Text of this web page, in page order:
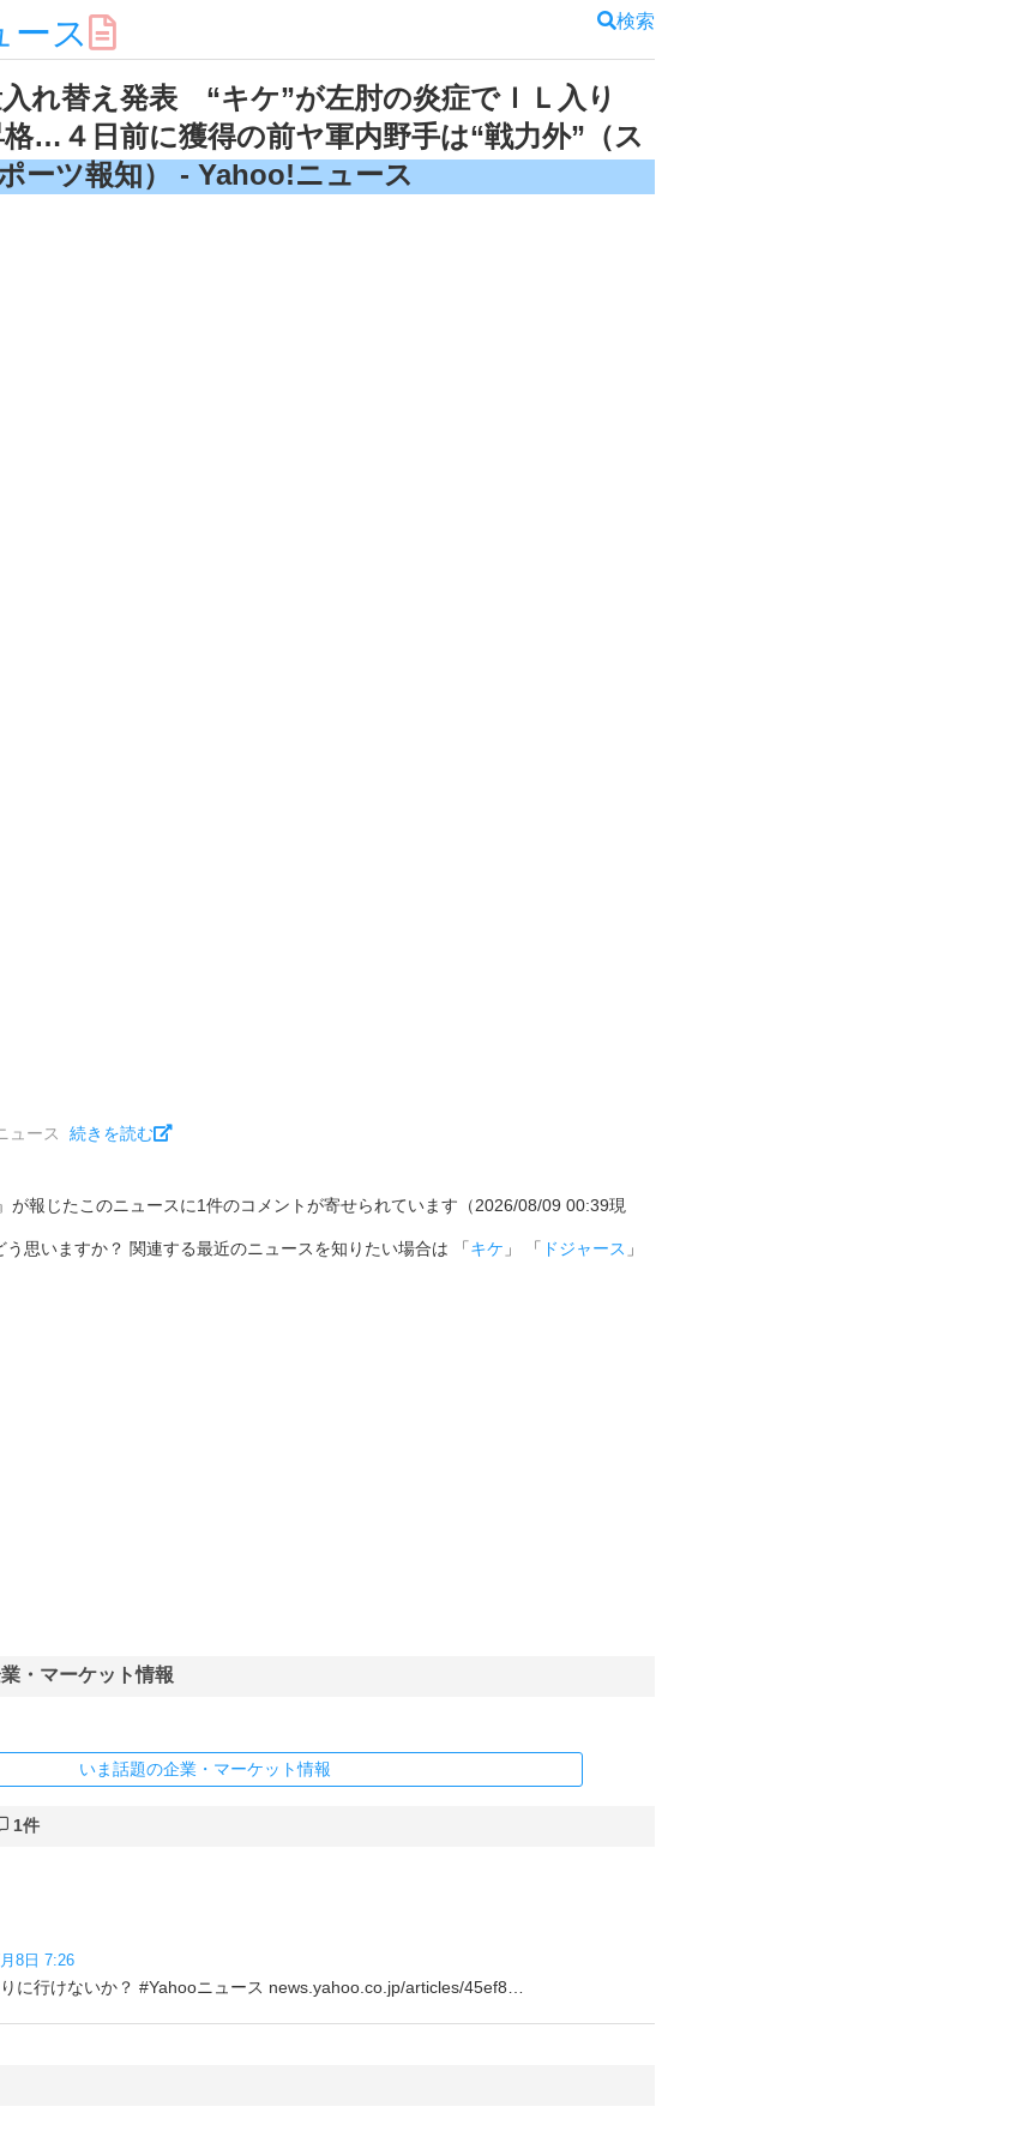
ース 検索
入れ替え発表 “キケ”が左肘の炎症でＩＬ入り
…４日前に獲得の前ヤ軍内野手は“戦力外”（ス
ーツ報知） - Yahoo!ニュース
ュース 続きを読む
が報じたこのニュースに1件のコメントが寄せられています（2026/08/09 00:39現
思いますか？ 関連する最近のニュースを知りたい場合は 「キケ 」 「 ドジャース 」
・マーケット情報
いま話題の企業・マーケット情報
1件
8日 7:26
に行けないか？ #Yahooニュース news.yahoo.co.jp/articles/45ef8…